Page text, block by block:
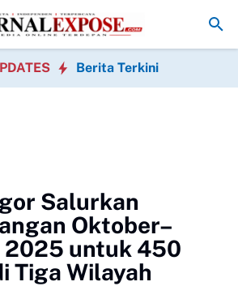
Perawatan Pohon Dipertanyakan Orang
Berita Terkini
Salurkan
Oktober–
2025 untuk 450
Tiga Wilayah